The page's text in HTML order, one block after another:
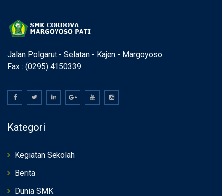
Jalan Polgarut - Selatan - Kajen - Margoyoso
Fax : (0295) 4150339
Kategori
Kegiatan Sekolah
Berita
Dunia SMK